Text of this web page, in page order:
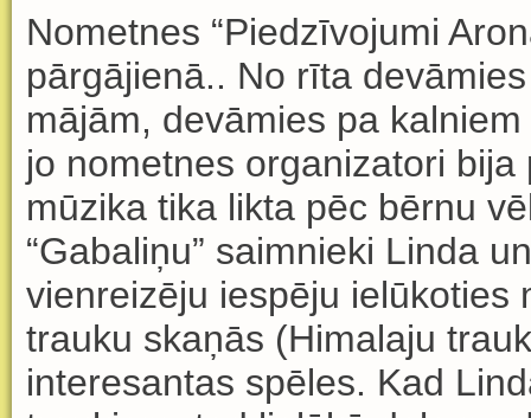
Nometnes “Piedzīvojumi Aron
pārgājienā.. No rīta devā
mājām, devāmies pa
jo nometnes organizatori bija
mūzika tika likta pēc bērnu vē
“Gabaliņu” saimnieki Linda
vienreizēju iespēju ielūkoties
trauku skaņās (Himalaju
interesantas spēles. Kad